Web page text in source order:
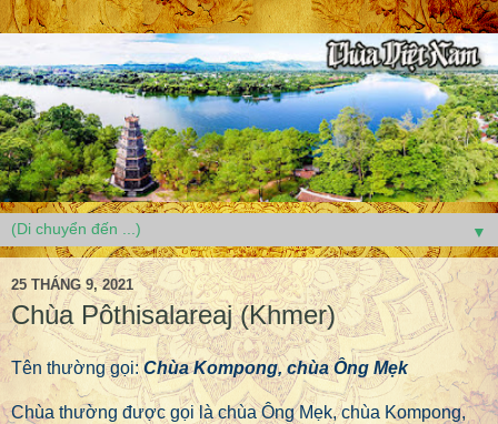
▼
25 THÁNG 9, 2021
Chùa Pôthisalareaj (Khmer)
Tên thường gọi:Chùa Kompong, chùa Ông Mẹk
Chùa thường được gọi là chùa Ông Mẹk, chùa Kompong,